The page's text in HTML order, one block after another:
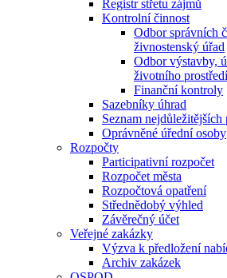
Registr střetu zájmů
Kontrolní činnost
Odbor správních
živnostenský úřad
Odbor výstavby,
životního prostředí
Finanční kontroly
Sazebníky úhrad
Seznam nejdůležitějších
Oprávněné úřední osoby
Rozpočty
Participativní rozpočet
Rozpočet města
Rozpočtová opatření
Střednědobý výhled
Závěrečný účet
Veřejné zakázky
Výzva k předložení
Archiv zakázek